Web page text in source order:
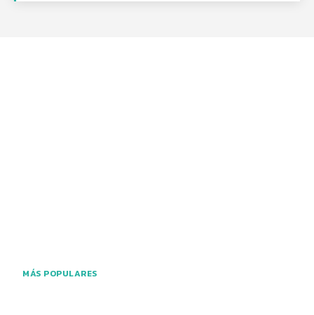
MÁS POPULARES